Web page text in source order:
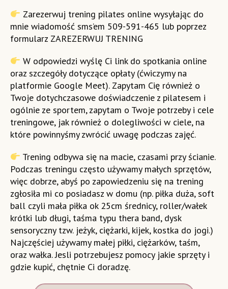
Zarezerwuj trening pilates online wysyłając do
mnie wiadomość sms’em 509-591-465 lub poprzez
formularz ZAREZERWUJ TRENING
W odpowiedzi wyślę Ci link do spotkania online
oraz szczegóły dotyczące opłaty (ćwiczymy na
platformie Google Meet). Zapytam Cię również o
Twoje dotychczasowe doświadczenie z pilatesem i
ogólnie ze sportem, zapytam o Twoje potrzeby i cele
treningowe, jak również o dolegliwości w ciele, na
które powinnyśmy zwrócić uwagę podczas zajęć.
Trening odbywa się na macie, czasami przy ścianie.
Podczas treningu często używamy małych sprzętów,
więc dobrze, abyś po zapowiedzeniu się na trening
zgłosiła mi co posiadasz w domu (np. piłka duża, soft
ball czyli mała piłka ok 25cm średnicy, roller/wałek
krótki lub długi, taśma typu thera band, dysk
sensoryczny tzw. jeżyk, ciężarki, kijek, kostka do jogi.)
Najczęściej używamy małej piłki, ciężarków, taśm,
oraz wałka. Jesli potrzebujesz pomocy jakie sprzęty i
gdzie kupić, chętnie Ci doradzę.